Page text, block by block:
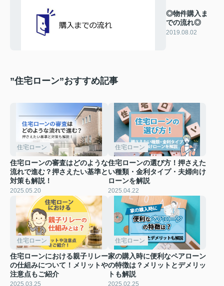
◎物件購入ま
での流れ◎
2019.08.02
”住宅ローン”おすすめ記事
住宅ローン
住宅ローンの審査はどのような
流れで進む？押さえたい基準と
対策も解説！
2025.05.20
住宅ローン
住宅ローンの選び方！押さえた
い種類・金利タイプ・夫婦向け
ローンを解説
2025.04.22
住宅ローン
住宅ローンにおける親子リレー
の仕組みについて！メリットや
注意点もご紹介
2025.03.25
住宅ローン
家の購入時に便利なペアローン
の特徴は？メリットとデメリッ
トも解説
2025.02.25